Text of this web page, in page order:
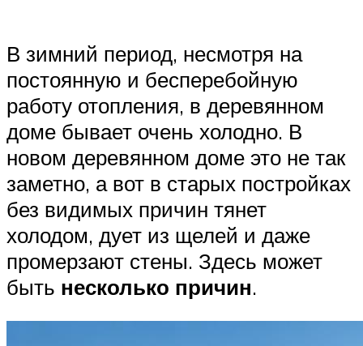
В зимний период, несмотря на
постоянную и бесперебойную
работу отопления, в деревянном
доме бывает очень холодно. В
новом деревянном доме это не так
заметно, а вот в старых постройках
без видимых причин тянет
холодом, дует из щелей и даже
промерзают стены. Здесь может
быть несколько причин.